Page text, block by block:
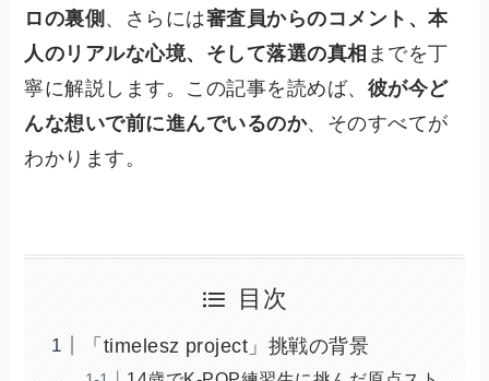
ロの裏側 、さらには審査員からのコメント、本
人のリアルな心境、そして落選の真相 までを丁
寧に解説します。この記事を読めば、 彼が今ど
んな想いで前に進んでいるのか、そのすべてが
わかります。
目次
「timelesz project」挑戦の背景